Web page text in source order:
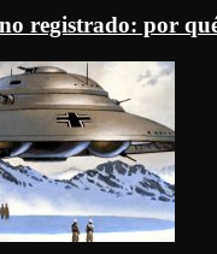
registrado: por